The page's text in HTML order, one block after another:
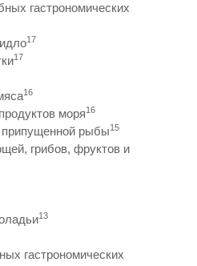
гастрономических
17
17
16
моря16
рыбы15
грибов, фруктов и
13
гастрономических